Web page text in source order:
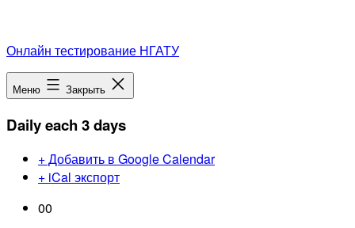
Перейти
к
содержимому
Онлайн тестирование НГАТУ
Меню Закрыть
Daily each 3 days
+ Добавить в Google Calendar
+ iCal экспорт
00